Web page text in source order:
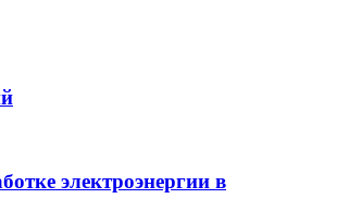
электроэнергии в